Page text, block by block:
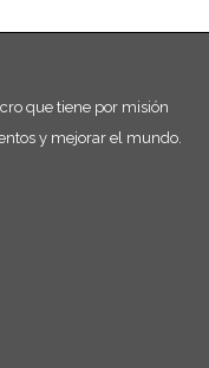
que tiene por misión
y mejorar el mundo.